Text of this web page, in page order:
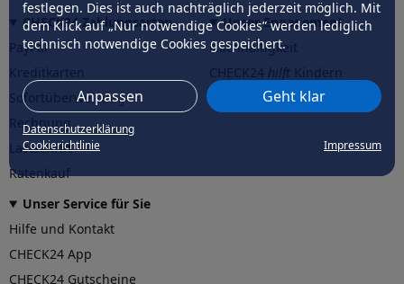
festlegen. Dies ist auch nachträglich jederzeit möglich. Mit
dem Klick auf „Nur notwendige Cookies” werden lediglich
technisch notwendige Cookies gespeichert.
Anpassen Geht klar
Datenschutzerklärung
Cookierichtlinie
Impressum
CHECK24 Zahlungsarten
PayPal
Sofortüberweisung
Rechnung
Lastschrift
Ratenkauf
Unser Engagement
Nachhaltigkeit
CHECK24hilftder Natur
Unser Service für Sie
Hilfe und Kontakt
CHECK24 App
CHECK24 Gutscheine